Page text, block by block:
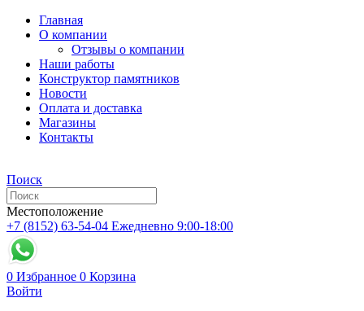
Главная
О компании
Отзывы о компании
Наши работы
Конструктор памятников
Новости
Оплата и доставка
Магазины
Контакты
Поиск
Местоположение
+7 (8152) 63-54-04 Ежедневно 9:00-18:00
0 Избранное 0 Корзина
Войти